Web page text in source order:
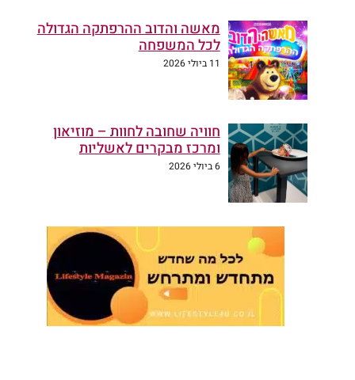
מאשה והדוב ההרפתקה הגדולה
לכל המשפחה
11 ביולי 2026
חוויה שחובה לחוות – מוזיאון
ומרכז מבקרים לאשליות
6 ביולי 2026